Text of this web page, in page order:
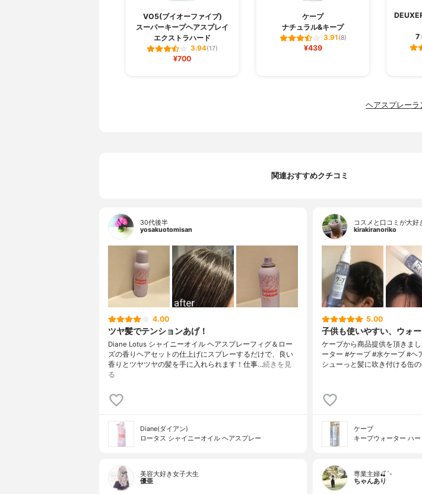
VO5(ブイオーファイブ)
スーパーキープヘアスプレイ
エクストラハード
3.94(17)
¥700
ケープ
ナチュラル&キープ
3.91(8)
¥439
7
ヘアスプレーラ
関連おすすめクチコミ
30代後半
yosakuotomisan
4.00
ツヤ髪でテンションあげ！
Diane Lotus シャイニーオイル ヘアスプレーフィグ＆ロー
ズの香りヘアセットの仕上げにスプレーするだけで、良い
香りとツヤツヤの髪を手に入れられます！仕事…続きを見
る
Diane(ダイアン)
ロータス シャイニーオイル ヘアスプレー
コスメと口コミが大好
kirakiranoriko
5.00
子供も使いやすい、ウォ
ケープから商品提供を頂きま
ーター #ケープ #水ケープ #ヘ
シューっと髪に吹き付ける缶
ケープ
キープウォーター ハー
美容大好き女子大生
優亜
専業主婦🍒´-
ちゃんあり